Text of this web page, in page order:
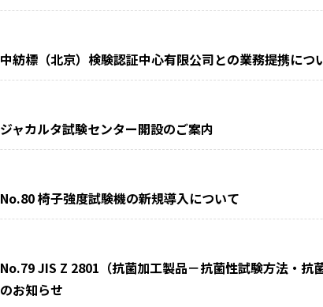
中紡標（北京）検験認証中心有限公司との業務提携につ
ジャカルタ試験センター開設のご案内
No.80 椅子強度試験機の新規導入について
No.79 JIS Z 2801（抗菌加工製品－抗菌性試験方法・抗
のお知らせ